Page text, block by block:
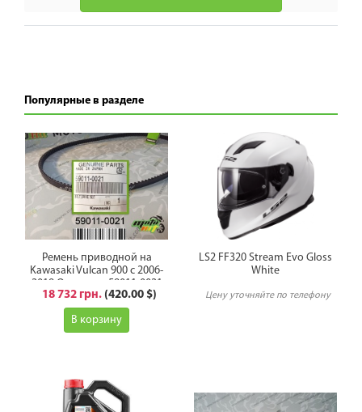
Популярные в разделе
Ремень приводной на
Kawasaki Vulcan 900 с 2006-
2019 Оригинал 59011-0021
18 732 грн. (420.00 $)
В корзину
LS2 FF320 Stream Evo Gloss
White
Цену уточняйте по телефону